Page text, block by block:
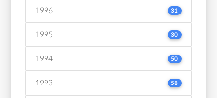
1996 31
1995 30
1994 50
1993 58